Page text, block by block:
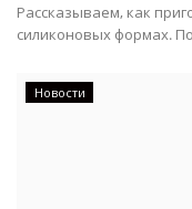
Рассказываем, как
силиконовых формах.
Новости